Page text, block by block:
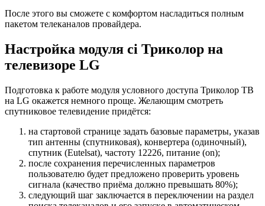
После этого вы сможете с комфортом насладиться полным
пакетом телеканалов провайдера.
Настройка модуля ci Триколор на
телевизоре LG
Подготовка к работе модуля условного доступа Триколор ТВ
на LG окажется немного проще. Желающим смотреть
спутниковое телевидение придётся:
на стартовой странице задать базовые параметры, указав
тип антенны (спутниковая), конвертера (одиночный),
спутник (Eutelsat), частоту 12226, питание (on);
после сохранения перечисленных параметров
пользователю будет предложено проверить уровень
сигнала (качество приёма должно превышать 80%);
следующий шаг заключается в переключении на раздел